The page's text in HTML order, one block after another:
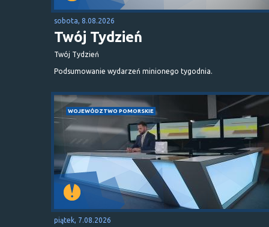
sobota, 8.08.2026
Twój Tydzień
Twój Tydzień
Podsumowanie wydarzeń minionego tygodnia.
WOJEWÓDZTWO POMORSKIE
piątek, 7.08.2026